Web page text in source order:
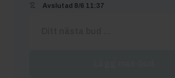
Avslutad 8/6 11:37